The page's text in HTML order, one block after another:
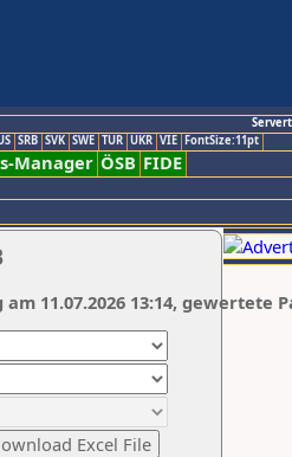
SRB SVK SWE TUR UKR VIE FontSize:11pt
Manager ÖSB FIDE
11.07.2026 13:14, gewertete